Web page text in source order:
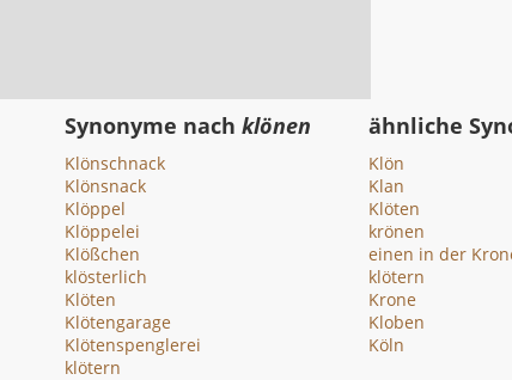
Synonyme nachklönen
Klönschnack
Klönsnack
Klöppel
Klöppelei
Klößchen
klösterlich
Klöten
Klötengarage
Klötenspenglerei
klötern
ähnliche
Klön
Klan
Klöten
krönen
einen in der
klötern
Krone
Kloben
Köln